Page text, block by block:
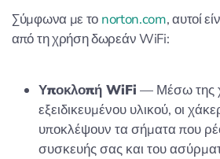
Σύμφωνα με το norton.com, αυτοί
από τη χρήση δωρεάν WiFi:
Υποκλοπή WiFi — Μέσω της
εξειδικευμένου υλικού, οι
υποκλέψουν τα σήματα που
συσκευής σας και του